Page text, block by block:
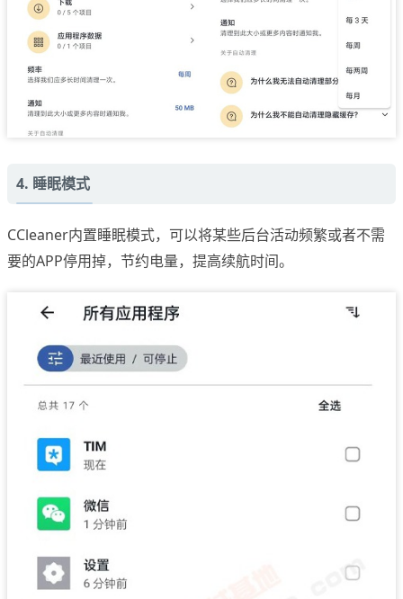
4. 睡眠模式
CCleaner内置睡眠模式，可以将某些后台活动频繁或者不需
要的APP停用掉，节约电量，提高续航时间。